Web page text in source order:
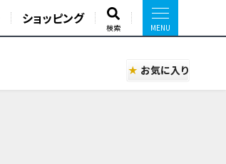
ショッピング
検索
お気に入り